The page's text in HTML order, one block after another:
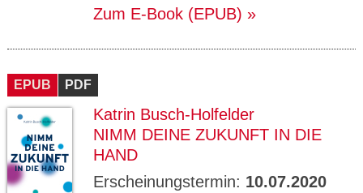
Zum E-Book (EPUB)
EPUB PDF
Katrin Busch-Holfelder
NIMM DEINE ZUKUNFT IN DIE
HAND
Erscheinungstermin: 10.07.2020